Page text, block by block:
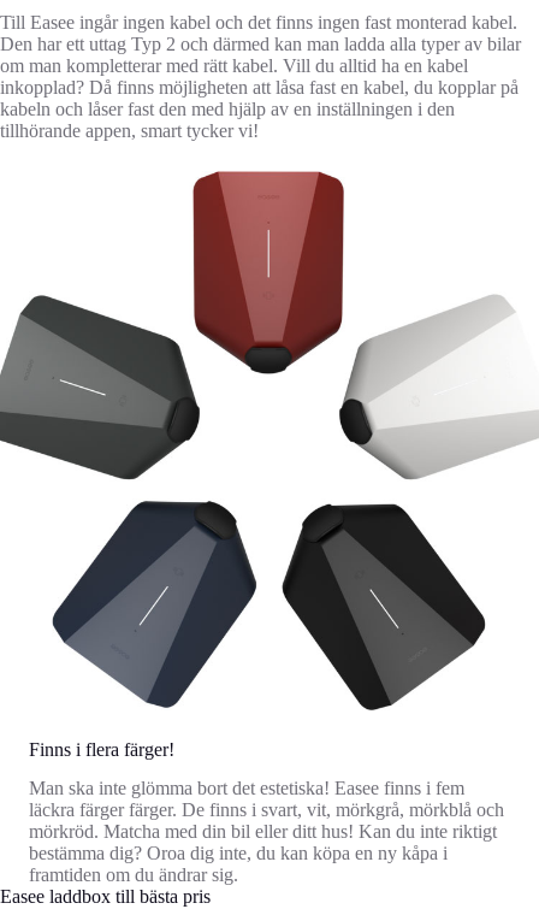
Till Easee ingår ingen kabel och det finns ingen fast monterad kabel.
Den har ett uttag Typ 2 och därmed kan man ladda alla typer av bilar
om man kompletterar med rätt kabel. Vill du alltid ha en kabel
inkopplad? Då finns möjligheten att låsa fast en kabel, du kopplar på
kabeln och låser fast den med hjälp av en inställningen i den
tillhörande appen, smart tycker vi!
Finns i flera färger!
Man ska inte glömma bort det estetiska! Easee finns i fem
läckra färger färger. De finns i svart, vit, mörkgrå, mörkblå och
mörkröd. Matcha med din bil eller ditt hus! Kan du inte riktigt
bestämma dig? Oroa dig inte, du kan köpa en ny kåpa i
framtiden om du ändrar sig.
Easee laddbox till bästa pris